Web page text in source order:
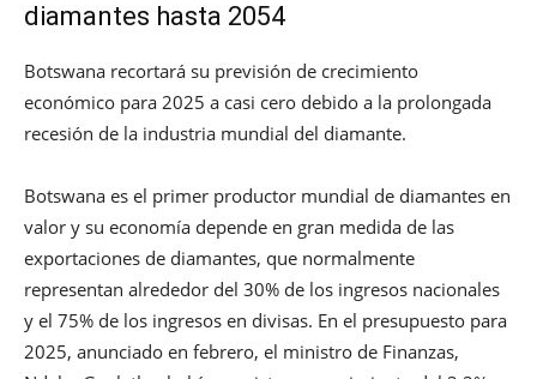
diamantes hasta 2054
Botswana recortará su previsión de crecimiento
económico para 2025 a casi cero debido a la prolongada
recesión de la industria mundial del diamante.
Botswana es el primer productor mundial de diamantes en
valor y su economía depende en gran medida de las
exportaciones de diamantes, que normalmente
representan alrededor del 30% de los ingresos nacionales
y el 75% de los ingresos en divisas. En el presupuesto para
2025, anunciado en febrero, el ministro de Finanzas,